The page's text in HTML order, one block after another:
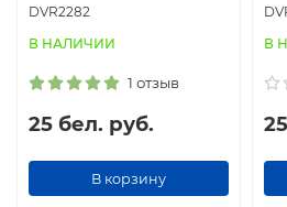
DVR2282
В НАЛИЧИИ
1 отзыв
25 бел. руб.
В корзину
В